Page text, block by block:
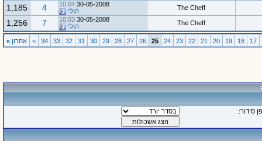
The Cheff
30-05-2008
10:04
הולי
4
1,185
The Cheff
30-05-2008
10:03
הולי
7
1,256
17
18
19
20
21
22
23
24
25
26
27
28
29
30
31
32
33
34
> אחרון »
סידור: